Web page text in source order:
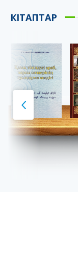
КІТАПТАР